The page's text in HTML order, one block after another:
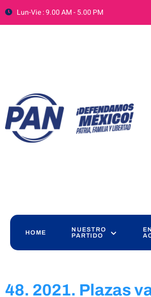
Lun-Vie : 9.00 AM - 5.00 PM
HOME
NUESTRO
PARTIDO
EN
48. 2021. Plazas